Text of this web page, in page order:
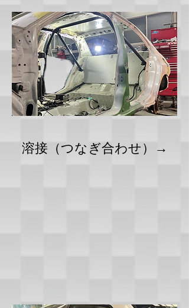
溶接（つなぎ合わせ）→